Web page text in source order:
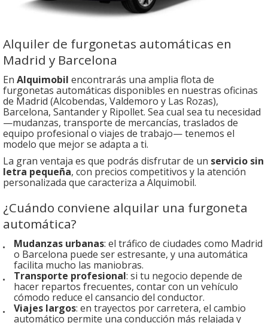
Alquiler de furgonetas automáticas en
Madrid y Barcelona
En Alquimobil encontrarás una amplia flota de
furgonetas automáticas disponibles en nuestras oficinas
de Madrid (Alcobendas, Valdemoro y Las Rozas),
Barcelona, Santander y Ripollet. Sea cual sea tu necesidad
—mudanzas, transporte de mercancías, traslados de
equipo profesional o viajes de trabajo— tenemos el
modelo que mejor se adapta a ti.
La gran ventaja es que podrás disfrutar de un servicio sin
letra pequeña, con precios competitivos y la atención
personalizada que caracteriza a Alquimobil.
¿Cuándo conviene alquilar una furgoneta
automática?
Mudanzas urbanas: el tráfico de ciudades como Madrid
o Barcelona puede ser estresante, y una automática
facilita mucho las maniobras.
Transporte profesional: si tu negocio depende de
hacer repartos frecuentes, contar con un vehículo
cómodo reduce el cansancio del conductor.
Viajes largos: en trayectos por carretera, el cambio
automático permite una conducción más relajada y